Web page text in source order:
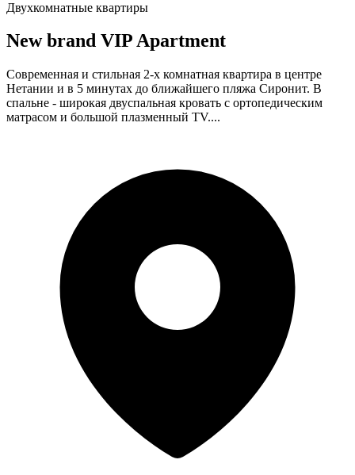
Двухкомнатные квартиры
New brand VIP Apartment
Современная и стильная 2-х комнатная квартира в центре
Нетании и в 5 минутах до ближайшего пляжа Сиронит. В
спальне - широкая двуспальная кровать с ортопедическим
матрасом и большой плазменный TV....